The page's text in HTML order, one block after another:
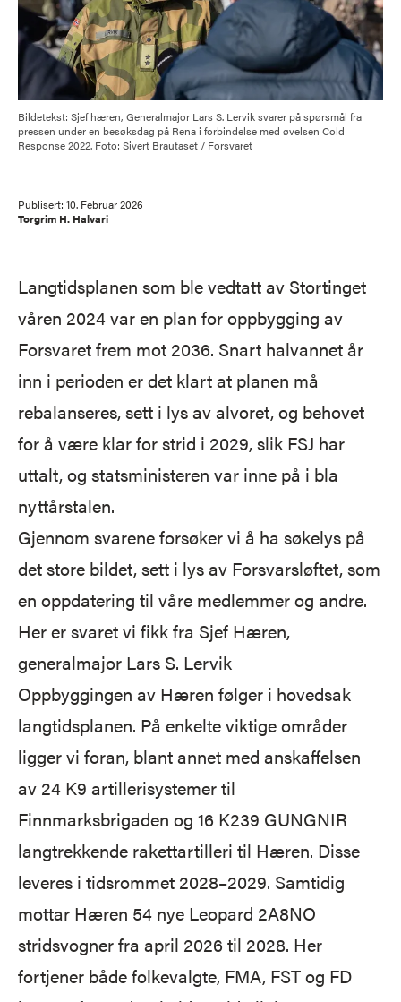
Bildetekst: Sjef hæren, Generalmajor Lars S. Lervik svarer på spørsmål fra
pressen under en besøksdag på Rena i forbindelse med øvelsen Cold
Response 2022. Foto: Sivert Brautaset / Forsvaret
Publisert: 10. Februar 2026
Torgrim H. Halvari
Langtidsplanen som ble vedtatt av Stortinget
våren 2024 var en plan for oppbygging av
Forsvaret frem mot 2036. Snart halvannet år
inn i perioden er det klart at planen må
rebalanseres, sett i lys av alvoret, og behovet
for å være klar for strid i 2029, slik FSJ har
uttalt, og statsministeren var inne på i bla
nyttårstalen.
Gjennom svarene forsøker vi å ha søkelys på
det store bildet, sett i lys av Forsvarsløftet, som
en oppdatering til våre medlemmer og andre.
Her er svaret vi fikk fra Sjef Hæren,
generalmajor Lars S. Lervik
Oppbyggingen av Hæren følger i hovedsak
langtidsplanen. På enkelte viktige områder
ligger vi foran, blant annet med anskaffelsen
av 24 K9 artillerisystemer til
Finnmarksbrigaden og 16 K239 GUNGNIR
langtrekkende rakettartilleri til Hæren. Disse
leveres i tidsrommet 2028–2029. Samtidig
mottar Hæren 54 nye Leopard 2A8NO
stridsvogner fra april 2026 til 2028. Her
fortjener både folkevalgte, FMA, FST og FD